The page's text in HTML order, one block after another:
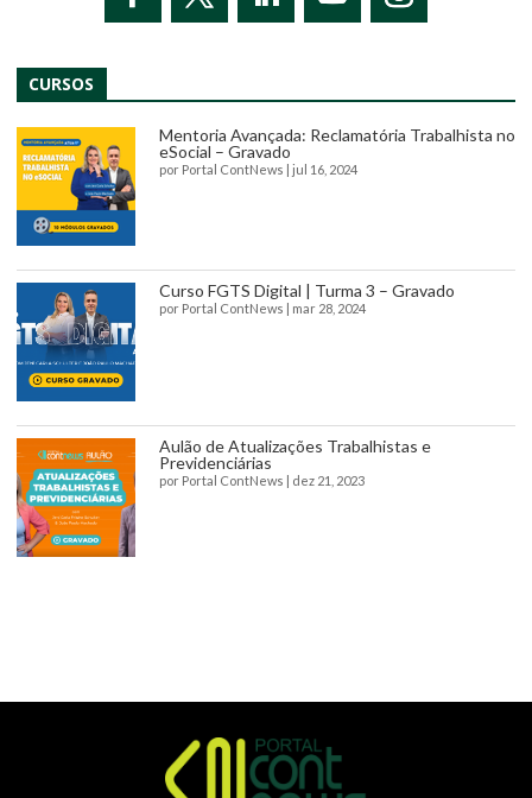
CURSOS
Mentoria Avançada: Reclamatória Trabalhista no
eSocial – Gravado
por Portal ContNews jul 16, 2024
Curso FGTS Digital | Turma 3 – Gravado
por Portal ContNews mar 28, 2024
Aulão de Atualizações Trabalhistas e
Previdenciárias
por Portal ContNews dez 21, 2023